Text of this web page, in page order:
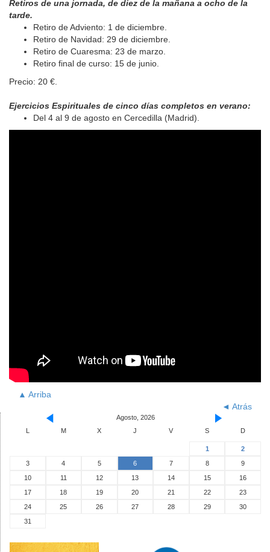
Retiros de una jornada, de diez de la mañana a ocho de la
tarde.
Retiro de Adviento: 1 de diciembre.
Retiro de Navidad: 29 de diciembre.
Retiro de Cuaresma: 23 de marzo.
Retiro final de curso: 15 de junio.
Precio: 20 €.
Ejercicios Espirituales de cinco días completos en verano:
Del 4 al 9 de agosto en Cercedilla (Madrid).
▲ Arriba
◄ Atrás
Agosto, 2026
L
M X J V S D
1
2
3
4 5 6 7 8
9
10
11 12 13 14 15
16
17
18 19 20 21 22
23
24
25 26 27 28 29
30
31